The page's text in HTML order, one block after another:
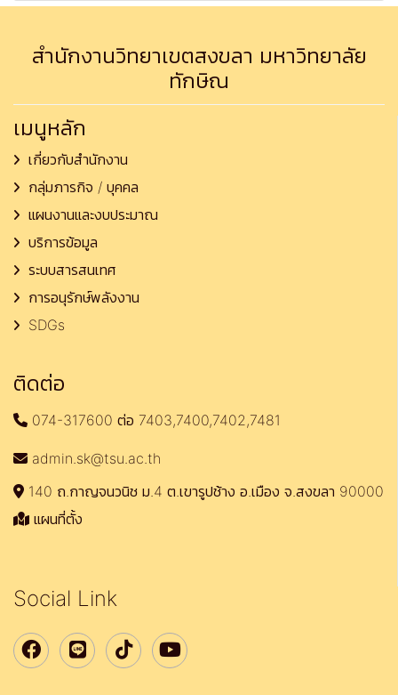
สำนักงานวิทยาเขตสงขลา มหาวิทยาลัย
ทักษิณ
เมนูหลัก
เกี่ยวกับสำนักงาน
กลุ่มภารกิจ / บุคคล
แผนงานและงบประมาณ
บริการข้อมูล
ระบบสารสนเทศ
การอนุรักษ์พลังงาน
SDGs
ติดต่อ
074-317600 ต่อ 7403,7400,7402,7481
admin.sk@tsu.ac.th
140 ถ.กาญจนวนิช ม.4 ต.เขารูปช้าง อ.เมือง จ.สงขลา 90000
แผนที่ตั้ง
Social Link